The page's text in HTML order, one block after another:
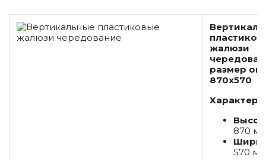
жалюзи
размер
870x570
870
570 мм